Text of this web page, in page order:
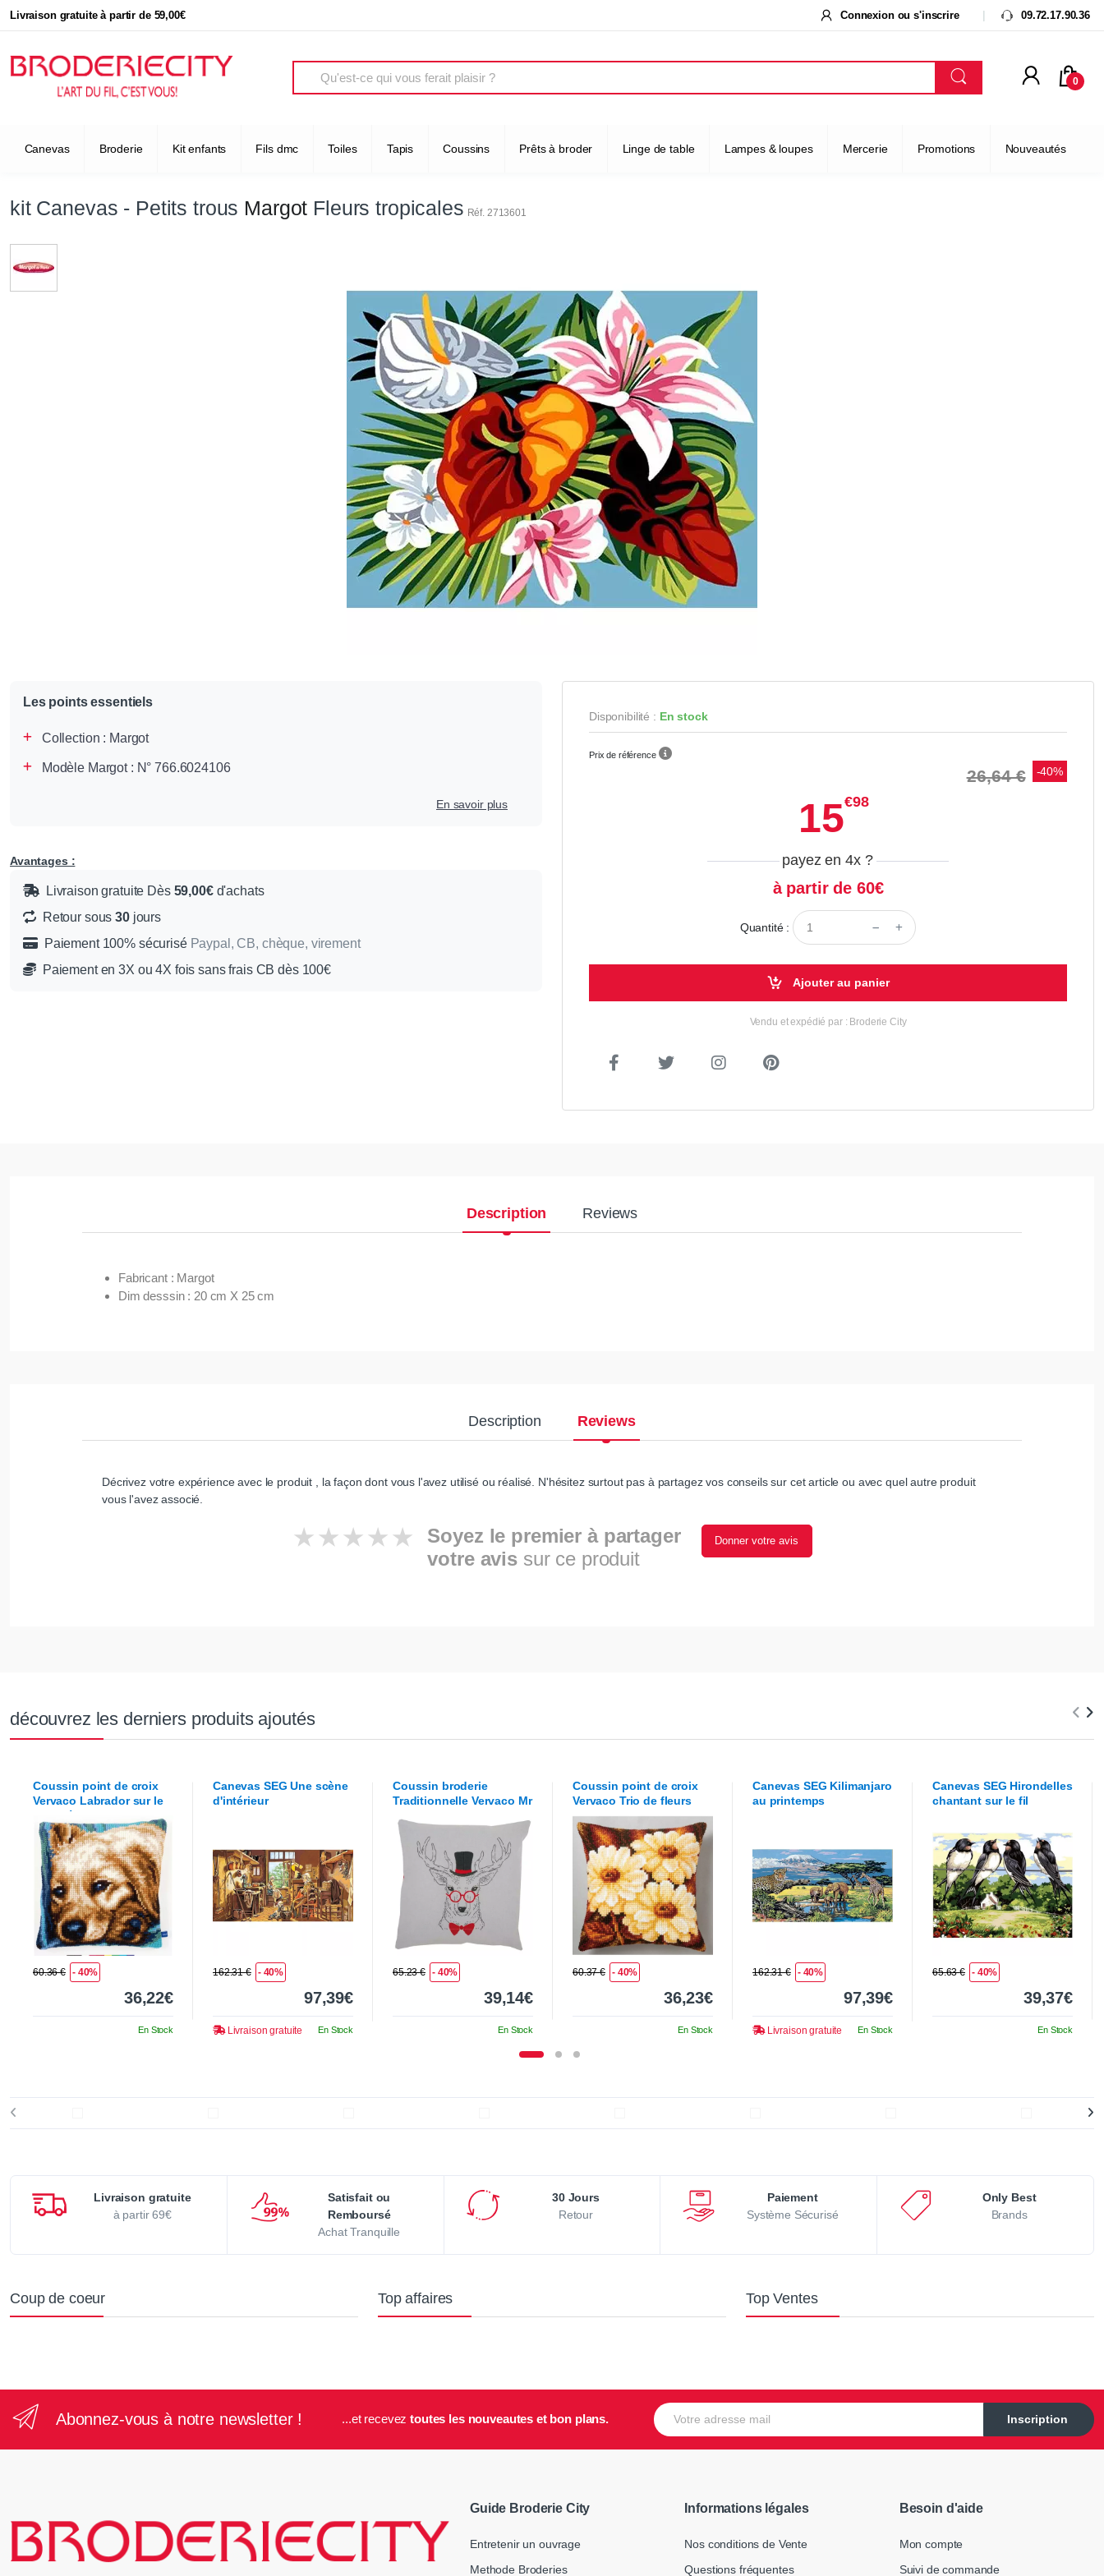
Livraison gratuite à partir de 59,00€ Connexion ou s'inscrire 09.72.17.90.36
0
Canevas Broderie Kit enfants Fils dmc Toiles Tapis Coussins Prêts à broder Linge de table Lampes & loupes Mercerie Promotions Nouveautés
kit Canevas - Petits trous Margot Fleurs tropicales Réf. 2713601
Les points essentiels
Collection : Margot
Modèle Margot : N° 766.6024106
En savoir plus
Avantages :
Livraison gratuite Dès 59,00€d'achats
Retour sous30jours
Paiement 100% sécurisé Paypal, CB, chèque, virement
Paiement en 3X ou 4X fois sans frais CB dès 100€
Disponibilité : En stock
Prix de référence
26,64 € -40%
15€98
payez en 4x ?
à partir de 60€
Quantité :
Ajouter au panier
Vendu et expédié par : Broderie City
Description Reviews
Fabricant : Margot
Dim desssin : 20 cm X 25 cm
Description Reviews
Décrivez votre expérience avec le produit , la façon dont vous l'avez utilisé ou réalisé. N'hésitez surtout pas à partagez vos conseils sur cet article ou avec quel autre produit
vous l'avez associé.
Soyez le premier à partager
votre avis sur ce produit
Donner votre avis
découvrez les derniers produits ajoutés
Coussin point de croix
Vervaco Labrador sur le
canapé
60.36 € - 40%
36,22€
En Stock
Canevas SEG Une scène
d'intérieur
162.31 € - 40%
97,39€
Livraison gratuite En Stock
Coussin broderie
Traditionnelle Vervaco Mr
65.23 € - 40%
39,14€
En Stock
Coussin point de croix
Vervaco Trio de fleurs
blanches
60.37 € - 40%
36,23€
En Stock
Canevas SEG Kilimanjaro
au printemps
162.31 € - 40%
97,39€
Livraison gratuite En Stock
Canevas SEG Hirondelles
chantant sur le fil
65.63 € - 40%
39,37€
En Stock
Livraison gratuite
à partir 69€
Satisfait ou
Remboursé
Achat Tranquille
30 Jours
Retour
Paiement
Système Sécurisé
Only Best
Brands
Coup de coeur Top affaires Top Ventes
Abonnez-vous à notre newsletter ! ...et receveztoutes les nouveautes et bon plans.
E-mail
Inscription
Guide Broderie City
Entretenir un ouvrage
Methode Broderies
Informations légales
Nos conditions de Vente
Questions fréquentes
Besoin d'aide
Mon compte
Suivi de commande